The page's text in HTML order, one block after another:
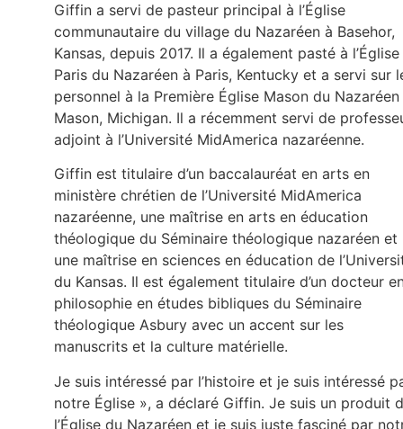
Giffin a servi de pasteur principal à l’Église
communautaire du village du Nazaréen à Basehor,
Kansas, depuis 2017. Il a également pasté à
Paris du Nazaréen à Paris, Kentucky et a servi sur
personnel à la Première Église Mason du Nazaréen
Mason, Michigan. Il a récemment servi de
adjoint à l’Université MidAmerica nazaréenne.
Giffin est titulaire d’un baccalauréat en arts en
ministère chrétien de l’Université MidAmerica
nazaréenne, une maîtrise en arts en éducation
théologique du Séminaire théologique nazaréen et
une maîtrise en sciences en éducation de
du Kansas. Il est également titulaire d’un docteur
philosophie en études bibliques du Séminaire
théologique Asbury avec un accent sur les
manuscrits et la culture matérielle.
Je suis intéressé par l’histoire et je suis intéressé
notre Église », a déclaré Giffin. Je suis un produit
l’Église du Nazaréen et je suis juste fasciné par